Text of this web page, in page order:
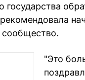
государства
сообщество.
"Это